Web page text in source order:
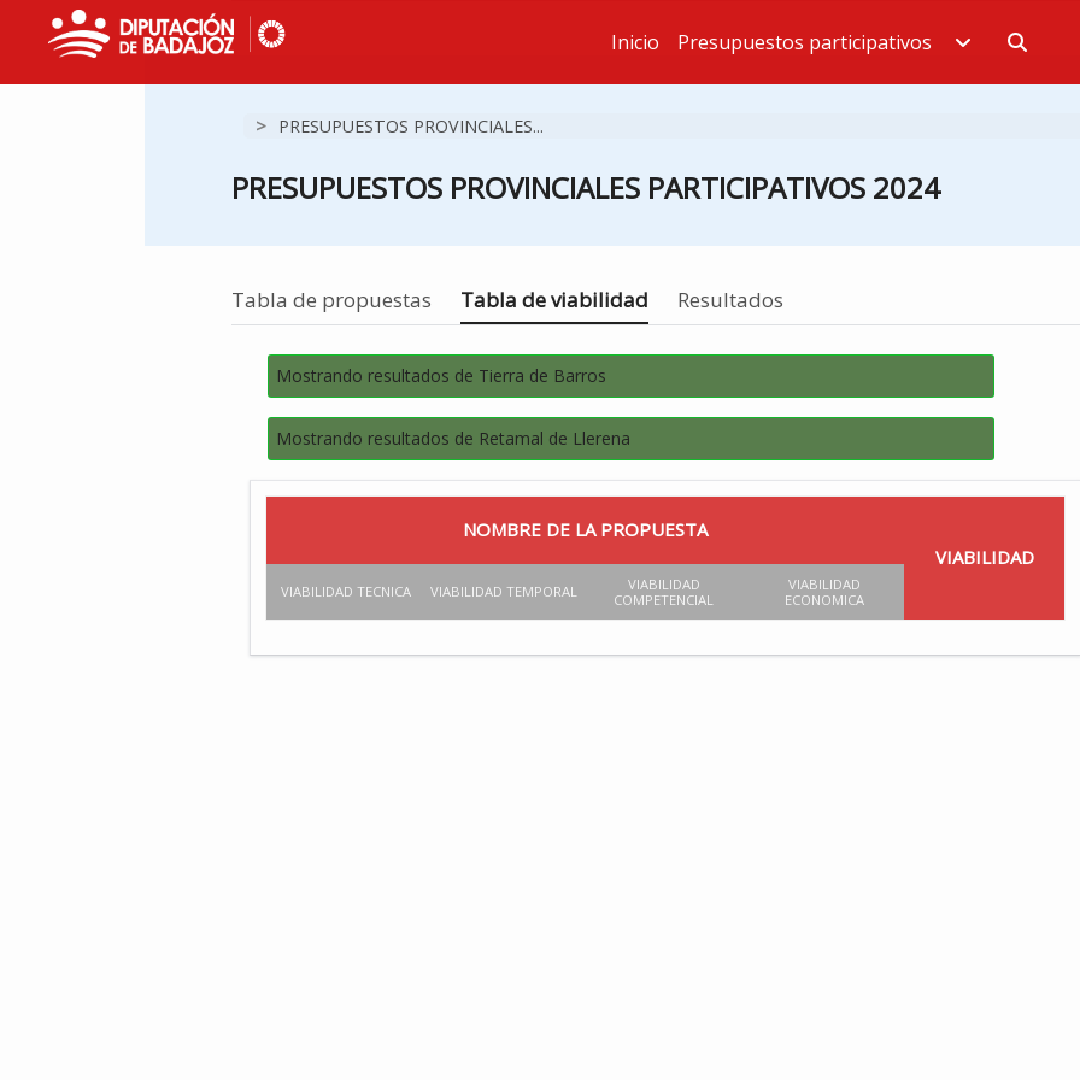
Estás en
Inicio Presupuestos participativos
> PRESUPUESTOS PROVINCIALES...
PRESUPUESTOS PROVINCIALES PARTICIPATIVOS 2024
Tabla de propuestas Estás en
Tabla de viabilidad Resultados
Mostrando resultados de Tierra de Barros
Mostrando resultados de Retamal de Llerena
NOMBRE DE LA PROPUESTA
VIABILIDAD
VIABILIDAD TECNICA VIABILIDAD TEMPORAL
VIABILIDAD
COMPETENCIAL
VIABILIDAD
ECONOMICA